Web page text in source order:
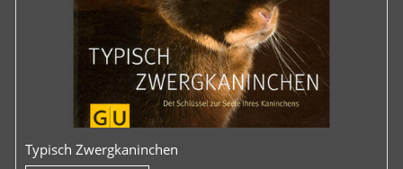
Typisch Zwergkaninchen